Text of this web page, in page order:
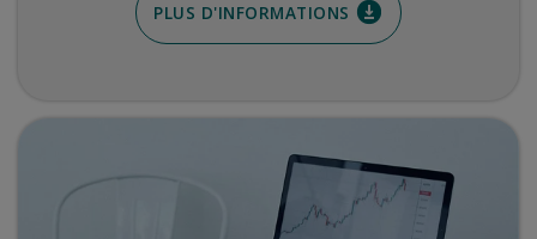
PLUS D'INFORMATIONS